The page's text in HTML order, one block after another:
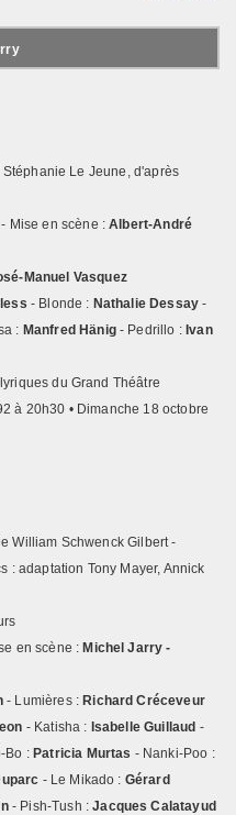
Le Jeune, d'après
- Mise en scène : Albert-André
Manuel Vasquez
- Blonde : Nathalie Dessay -
: Manfred Hänig- Pedrillo : Ivan
du Grand Théâtre
à 20h30 • Dimanche 18 octobre
William Schwenck Gilbert -
: adaptation Tony Mayer, Annick
en scène : Michel Jarry -
- Lumières : Richard Créceveur
- Katisha : Isabelle Guillaud -
Bo : Patricia Murtas - Nanki-Poo :
- Le Mikado : Gérard
- Pish-Tush :Jacques Calatayud